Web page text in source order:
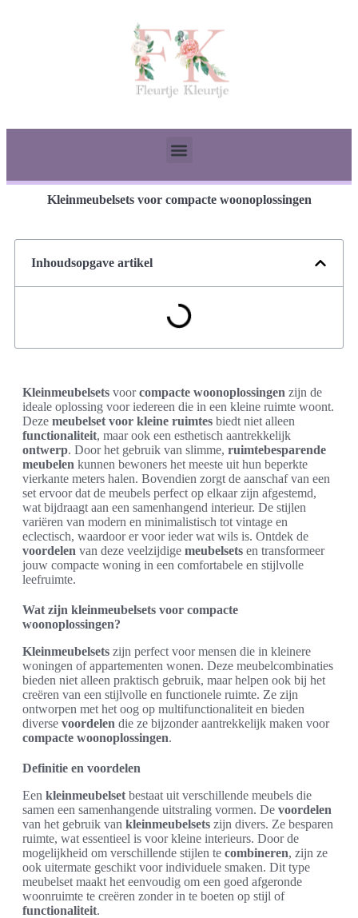
Kleinmeubelsets voor compacte woonoplossingen
Inhoudsopgave artikel
Kleinmeubelsets voorcompacte woonoplossingen zijn de
ideale oplossing voor iedereen die in een kleine ruimte woont.
Deze meubelset voor kleine ruimtes biedt niet alleen
functionaliteit, maar ook een esthetisch aantrekkelijk
ontwerp. Door het gebruik van slimme, ruimtebesparende
meubelen kunnen bewoners het meeste uit hun beperkte
vierkante meters halen. Bovendien zorgt de aanschaf van een
set ervoor dat de meubels perfect op elkaar zijn afgestemd,
wat bijdraagt aan een samenhangend interieur. De stijlen
variëren van modern en minimalistisch tot vintage en
eclectisch, waardoor er voor ieder wat wils is. Ontdek de
voordelen van deze veelzijdige meubelsets en transformeer
jouw compacte woning in een comfortabele en stijlvolle
leefruimte.
Wat zijn kleinmeubelsets voor compacte
woonoplossingen?
Kleinmeubelsets zijn perfect voor mensen die in kleinere
woningen of appartementen wonen. Deze meubelcombinaties
bieden niet alleen praktisch gebruik, maar helpen ook bij het
creëren van een stijlvolle en functionele ruimte. Ze zijn
ontworpen met het oog op multifunctionaliteit en bieden
diverse voordelen die ze bijzonder aantrekkelijk maken voor
compacte woonoplossingen.
Definitie en voordelen
Een kleinmeubelset bestaat uit verschillende meubels die
samen een samenhangende uitstraling vormen. De voordelen
van het gebruik van kleinmeubelsets zijn divers. Ze besparen
ruimte, wat essentieel is voor kleine interieurs. Door de
mogelijkheid om verschillende stijlen te combineren, zijn ze
ook uitermate geschikt voor individuele smaken. Dit type
meubelset maakt het eenvoudig om een goed afgeronde
woonruimte te creëren zonder in te boeten op stijl of
functionaliteit.